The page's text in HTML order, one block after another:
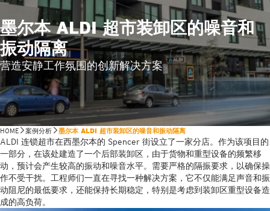
墨尔本 ALDI 超市装卸区的噪音和
振动隔离
营造安静工作氛围的创新解决方案
HOME 案例分析 墨尔本 ALDI 超市装卸区的噪音和振动隔离
ALDI 连锁超市在西墨尔本的 Spencer 街设立了一家分店。作为该项目的
一部分，在该处建造了一个后部装卸区，由于货物和重型设备的频繁移
动，预计会产生较高的振动和噪音水平。需要严格的隔振要求，以确保操
作不受干扰。工程师们一直在寻找一种解决方案，它不仅能满足声音和振
动阻尼的最低要求，还能保持长期稳定，特别是考虑到装卸区重型设备造
成的高负荷。